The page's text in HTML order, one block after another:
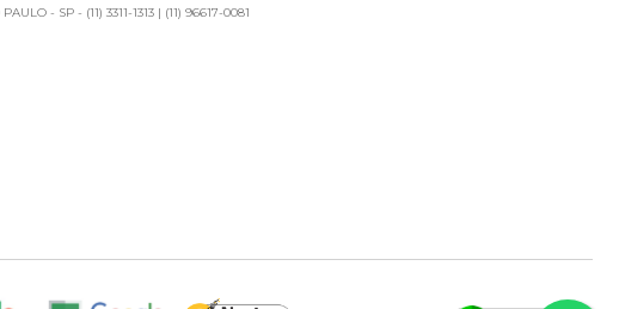
PAULO - SP - (11) 3311-1313 | (11) 96617-0081